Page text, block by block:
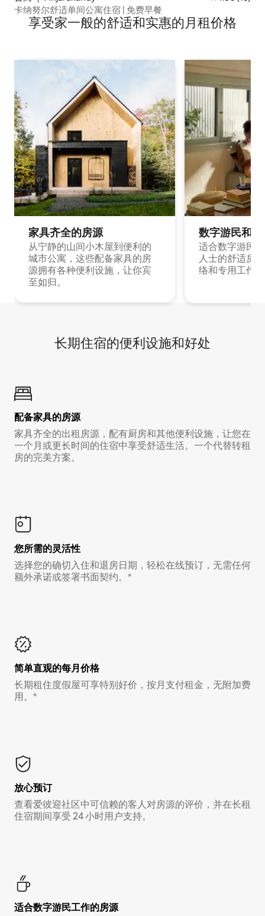
卡纳努尔舒适单间公寓住宿 | 免费早餐
享受家一般的舒适和实惠的月租价格
家具齐全的房源
从宁静的山间小木屋到便利的
城市公寓，这些配备家具的房
源拥有各种便利设施，让你宾
至如归。
数字游民和
适合数字游民
人士的舒适房
络和专用工作
长期住宿的便利设施和好处
配备家具的房源
家具齐全的出租房源，配有厨房和其他便利设施，让您在
一个月或更长时间的住宿中享受舒适生活。一个代替转租
房的完美方案。
您所需的灵活性
选择您的确切入住和退房日期，轻松在线预订，无需任何
额外承诺或签署书面契约。*
简单直观的每月价格
长期租住度假屋可享特别好价，按月支付租金，无附加费
用。*
放心预订
查看爱彼迎社区中可信赖的客人对房源的评价，并在长租
住宿期间享受 24 小时用户支持。
适合数字游民工作的房源